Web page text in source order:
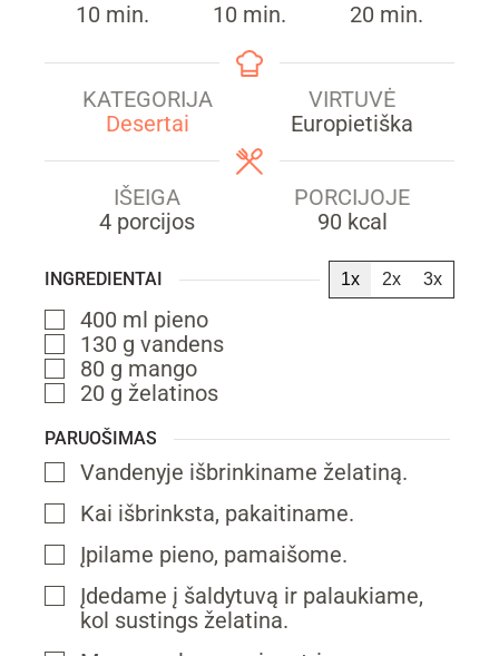
10 min.
min.
10 min.
min.
20min.
min.
KATEGORIJA
Desertai
VIRTUVĖ
Europietiška
IŠEIGA
4 porcijos
PORCIJOJE
90 kcal
INGREDIENTAI 1x 2x 3x
▢
400 ml pieno
▢
130 g vandens
▢
80 g mango
▢
20 g želatinos
PARUOŠIMAS
▢
Vandenyje išbrinkiname želatiną.
▢
Kai išbrinksta, pakaitiname.
▢
Įpilame pieno, pamaišome.
▢
Įdedame į šaldytuvą ir palaukiame,
kol sustings želatina.